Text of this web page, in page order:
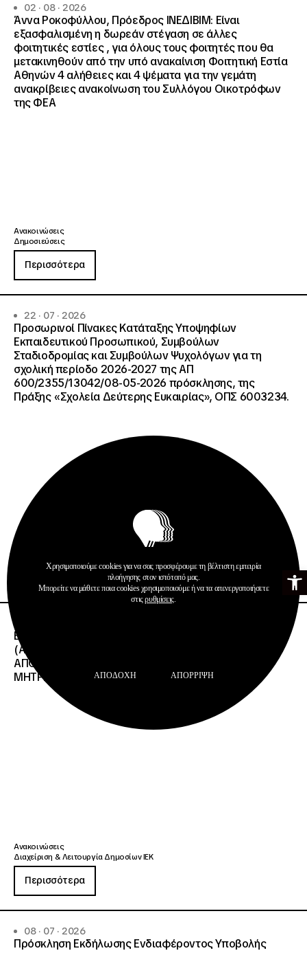
Ανοίξτε
02 · 08 · 2026
Άννα Ροκοφύλλου, Πρόεδρος ΙΝΕΔΙΒΙΜ: Είναι
εξασφαλισμένη η δωρεάν στέγαση σε άλλες
φοιτητικές εστίες , για όλους τους φοιτητές που θα
μετακινηθούν από την υπό ανακαίνιση Φοιτητική Εστία
Αθηνών 4 αλήθειες και 4 ψέματα για την γεμάτη
ανακρίβειες ανακοίνωση του Συλλόγου Οικοτρόφων
της ΦΕΑ
Ανακοινώσεις
Δημοσιεύσεις
Περισσότερα
22 · 07 · 2026
Προσωρινοί Πίνακες Κατάταξης Υποψηφίων
Εκπαιδευτικού Προσωπικού, Συμβούλων
Σταδιοδρομίας και Συμβούλων Ψυχολόγων για τη
σχολική περίοδο 2026-2027 της ΑΠ
600/2355/13042/08-05-2026 πρόσκλησης, της
Πράξης «Σχολεία Δεύτερης Ευκαιρίας», ΟΠΣ 6003234.
Ανακοινώσεις
Περισσότερα
ΕΝΑΡΞΗ ΔΙΑΔΙΚΑΣΙΑΣ ΥΠΟΒΟΛΗΣ ΕΝΣΤΑΣΕΩΝ
(ΑΙΤΗΜΑΤΩΝ ΕΠΑΝΕΛΕΓΧΟΥ) ΕΠΙ ΤΩΝ
ΑΠΟΤΕΛΕΣΜΑΤΩΝ ΤΟΥ ΔΙΟΙΚΗΤΙΚΟΥ ΕΛΕΓΧΟΥ ΤΟΥ
ΜΗΤΡΩΟΥ Σ.Α.Ε.Κ. ΚΑΙ Ε.Σ.Κ.»
Ανακοινώσεις
Διαχείριση & Λειτουργία Δημοσίων ΙΕΚ
Περισσότερα
08 · 07 · 2026
Πρόσκληση Εκδήλωσης Ενδιαφέροντος Υποβολής
Χρησιμοποιούμε cookies για να σας προσφέρουμε τη βέλτιστη εμπειρία
πλοήγησης στον ιστότοπό μας.
Μπορείτε να μάθετε ποια cookies χρησιμοποιούμε ή να τα απενεργοποιήσετε
στιςρυθμίσεις.
ΑΠΟΔΟΧΉ ΑΠΌΡΡΙΨΗ